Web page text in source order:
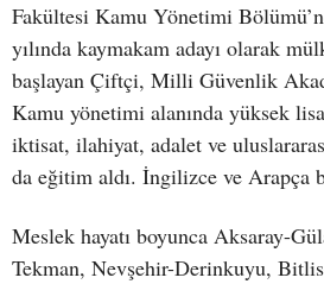
Fakültesi Kamu Yönetimi
yılında kaymakam adayı olarak
başlayan Çiftçi, Milli Güvenlik
Kamu yönetimi alanında yüksek
iktisat, ilahiyat, adalet ve
da eğitim aldı. İngilizce ve Arapça
Meslek hayatı boyunca Aksaray-
Tekman, Nevşehir-Derinkuyu,